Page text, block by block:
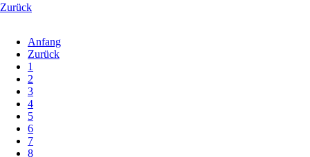
Zurück
Anfang
Zurück
1
2
3
4
5
6
7
8